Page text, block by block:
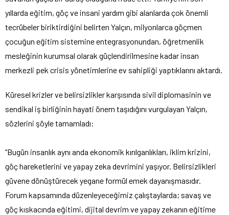
yıllarda eğitim, göç ve insani yardım gibi alanlarda çok önemli
tecrübeler biriktirdiğini belirten Yalçın, milyonlarca göçmen
çocuğun eğitim sistemine entegrasyonundan, öğretmenlik
mesleğinin kurumsal olarak güçlendirilmesine kadar insan
merkezli pek crisis yönetimlerine ev sahipliği yaptıklarını aktardı.
Küresel krizler ve belirsizlikler karşısında sivil diplomasinin ve
sendikal iş birliğinin hayati önem taşıdığını vurgulayan Yalçın,
sözlerini şöyle tamamladı:
“Bugün insanlık aynı anda ekonomik kırılganlıkları, iklim krizini,
göç hareketlerini ve yapay zeka devrimini yaşıyor. Belirsizlikleri
güvene dönüştürecek yegane formül emek dayanışmasıdır.
Forum kapsamında düzenleyeceğimiz çalıştaylarda; savaş ve
göç kıskacında eğitimi, dijital devrim ve yapay zekanın eğitime